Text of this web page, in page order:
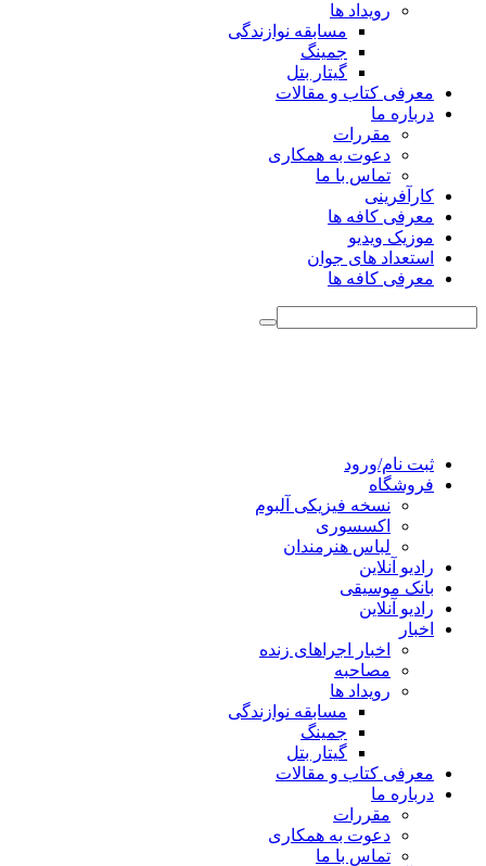
رویداد ها
مسابقه نوازندگی
جمینگ
گیتار بتل
معرفی کتاب و مقالات
درباره ما
مقررات
دعوت به همکاری
تماس با ما
کارآفرینی
معرفی کافه ها
موزیک ویدیو
استعداد های جوان
معرفی کافه ها
ثبت نام/ورود
فروشگاه
نسخه فیزیکی آلبوم
اکسسوری
لباس هنرمندان
رادیو آنلاین
بانک موسیقی
رادیو آنلاین
اخبار
اخبار اجراهای زنده
مصاحبه
رویداد ها
مسابقه نوازندگی
جمینگ
گیتار بتل
معرفی کتاب و مقالات
درباره ما
مقررات
دعوت به همکاری
تماس با ما